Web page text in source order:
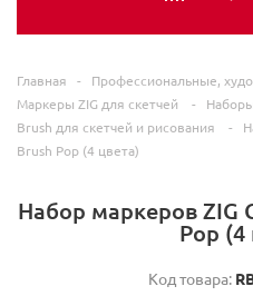
Главная - Профессиональные,
Маркеры ZIG для скетчей
-
Brush для скетчей и рисования
-
Brush Pop (4 цвета)
Набор маркеров ZIG
Pop (4
Код товара: